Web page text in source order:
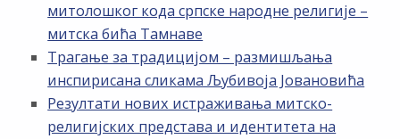
митолошког кода српске народне религије –
митска бића Тамнаве
Трагање за традицијом – размишљања
инспирисана сликама Љубивоја Јовановића
Резултати нових истраживања митско-
религијских представа и идентитета на